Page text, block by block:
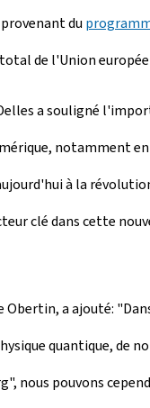
du
de l'Union
a souligné
à la
clé dans cette
a ajouté:
quantique, de
", nous pouvons